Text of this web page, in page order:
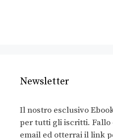
Newsletter
Il nostro esclusivo
per tutti gli iscritti. Fallo
email ed otterrai il link